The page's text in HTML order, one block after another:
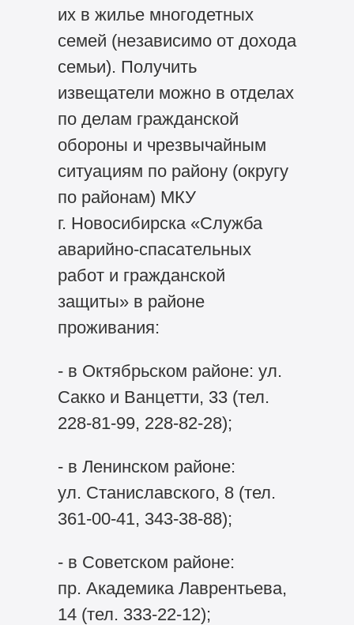
их в жилье многодетных
семей (независимо от дохода
семьи). Получить
извещатели можно в отделах
по делам гражданской
обороны и чрезвычайным
ситуациям по району (округу
по районам) МКУ
г. Новосибирска «Служба
аварийно-спасательных
работ и гражданской
защиты» в районе
проживания:
- в Октябрьском районе: ул.
Сакко и Ванцетти, 33 (тел.
228-81-99, 228-82-28);
- в Ленинском районе:
ул. Станиславского, 8 (тел.
361-00-41, 343-38-88);
- в Советском районе:
пр. Академика Лаврентьева,
14 (тел. 333-22-12);